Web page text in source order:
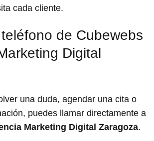
cada cliente.
de Cubewebs
Digital
una duda, agendar una cita o
puedes llamar directamente a
Marketing Digital Zaragoza.